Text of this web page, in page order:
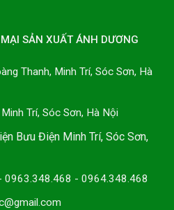
SẢN XUẤT ÁNH DƯƠNG
Thanh, Minh Trí, Sóc Sơn, Hà
Trí, Sóc Sơn, Hà Nội
Bưu Điện Minh Trí, Sóc Sơn,
0963.348.468 - 0964.348.468